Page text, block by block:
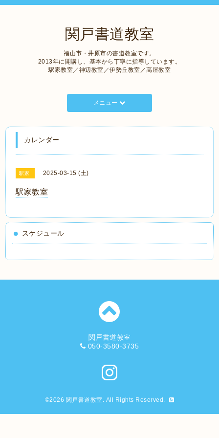
関戸書道教室
福山市・井原市の書道教室です。
2013年に開講し、基本から丁寧に指導しています。
駅家教室／神辺教室／伊勢丘教室／高屋教室
メニュー
カレンダー
駅家 2025-03-15 (土)
駅家教室
スケジュール
関戸書道教室
050-3580-3735
©2026 関戸書道教室. All Rights Reserved.